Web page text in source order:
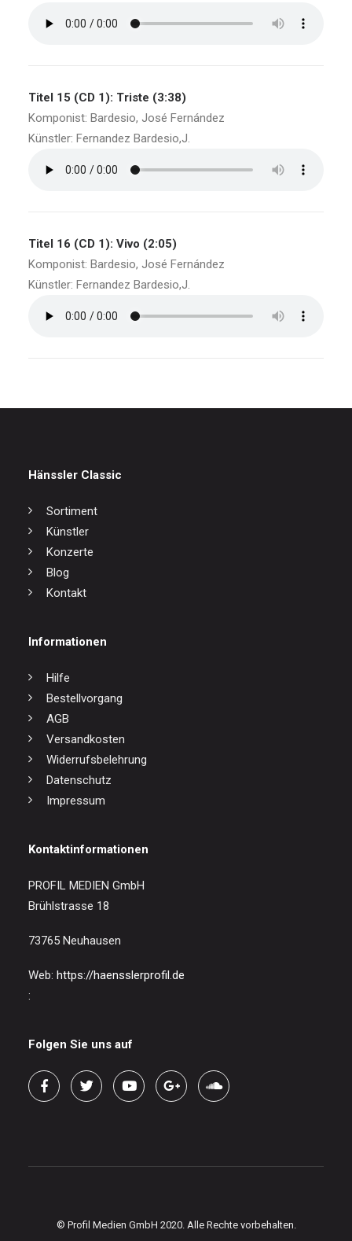
Titel 15 (CD 1): Triste (3:38)
Komponist: Bardesio, José Fernández
Künstler: Fernandez Bardesio,J.
Titel 16 (CD 1): Vivo (2:05)
Komponist: Bardesio, José Fernández
Künstler: Fernandez Bardesio,J.
Hänssler Classic
Sortiment
Künstler
Konzerte
Blog
Kontakt
Informationen
Hilfe
Bestellvorgang
AGB
Versandkosten
Widerrufsbelehrung
Datenschutz
Impressum
Kontaktinformationen
PROFIL MEDIEN GmbH
Brühlstrasse 18
73765 Neuhausen
Web: https://haensslerprofil.de
:
Folgen Sie uns auf
© Profil Medien GmbH 2020. Alle Rechte vorbehalten.